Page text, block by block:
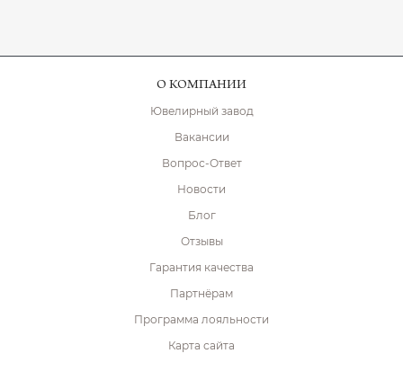
О КОМПАНИИ
Ювелирный завод
Вакансии
Вопрос-Ответ
Новости
Блог
Отзывы
Гарантия качества
Партнёрам
Программа лояльности
Карта сайта